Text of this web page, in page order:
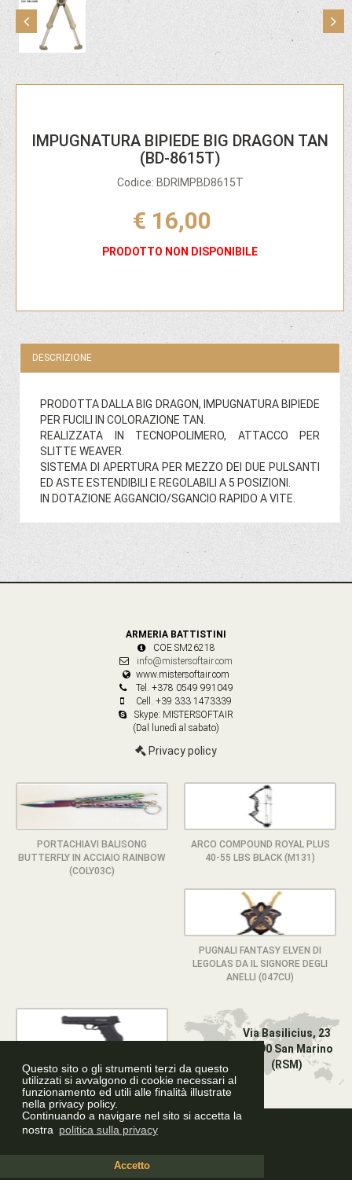
Questo sito o gli strumenti terzi da questo
utilizzati si avvalgono di cookie necessari al
funzionamento ed utili alle finalità illustrate
nella privacy policy.
Continuando a navigare nel sito si accetta la
nostra politica sulla privacy
Accetto
IMPUGNATURA BIPIEDE BIG DRAGON TAN
(BD-8615T)
Codice: BDRIMPBD8615T
€ 16,00
PRODOTTO NON DISPONIBILE
DESCRIZIONE
PRODOTTA DALLA BIG DRAGON, IMPUGNATURA BIPIEDE
PER FUCILI IN COLORAZIONE TAN.
REALIZZATA IN TECNOPOLIMERO, ATTACCO PER
SLITTE WEAVER.
SISTEMA DI APERTURA PER MEZZO DEI DUE PULSANTI
ED ASTE ESTENDIBILI E REGOLABILI A 5 POSIZIONI.
IN DOTAZIONE AGGANCIO/SGANCIO RAPIDO A VITE.
ARMERIA BATTISTINI
COE SM26218
info@mistersoftair.com
www.mistersoftair.com
Tel. +378 0549 991049
Cell. +39 333 1473339
Skype: MISTERSOFTAIR
(Dal lunedì al sabato)
Privacy policy
PORTACHIAVI BALISONG
BUTTERFLY IN ACCIAIO RAINBOW
(COLY03C)
ARCO COMPOUND ROYAL PLUS
40-55 LBS BLACK (M131)
PUGNALI FANTASY ELVEN DI
LEGOLAS DA IL SIGNORE DEGLI
ANELLI (047CU)
PISTOLA HSG A CO2 CALIBRO .50
PT50 NERA (HSG-PT50)
Via Basilicius, 23
47890 San Marino
(RSM)
Graphic Design